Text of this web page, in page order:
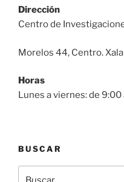
Dirección
Centro de
Morelos 44, Centro.
Horas
Lunes a viernes: de 9:00
BUSCAR